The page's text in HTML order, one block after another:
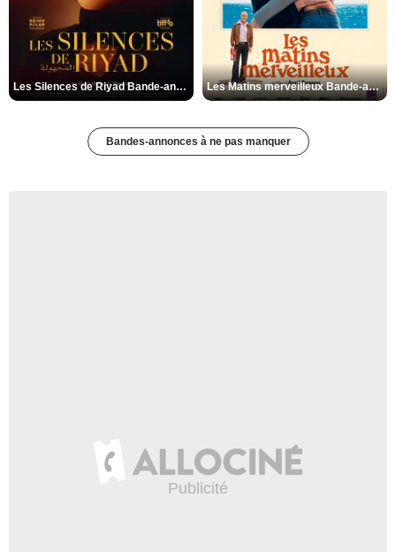
Les Silences de Riyad Bande-annonce VO STFR Les Matins merveilleux Bande-annonce VF
Bandes-annonces à ne pas manquer